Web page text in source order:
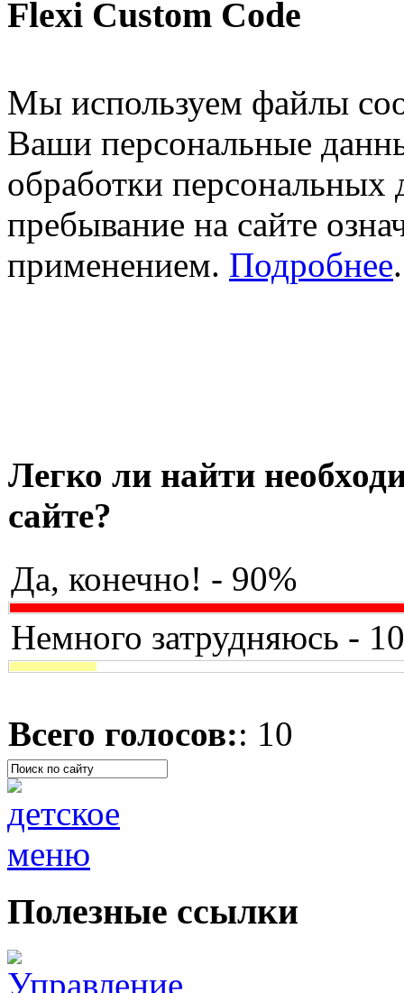
Flexi Custom Code
Мы используем файлы
Ваши персональные
обработки
пребывание на сайте
применением. Подробнее.
Легко ли найти
сайте?
Да, конечно! - 90%
Немного затрудняюсь -
Всего голосов:: 10
Полезные ссылки